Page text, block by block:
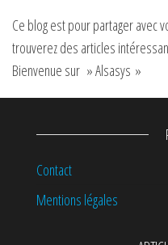
Ce blog est pour partager avec
trouverez des articles
Bienvenue sur » Alsasys »
Contact
Mentions légales